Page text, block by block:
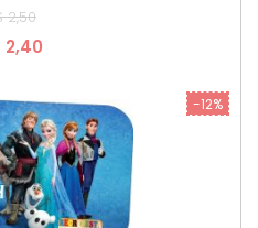
2,50
2,40
-12%